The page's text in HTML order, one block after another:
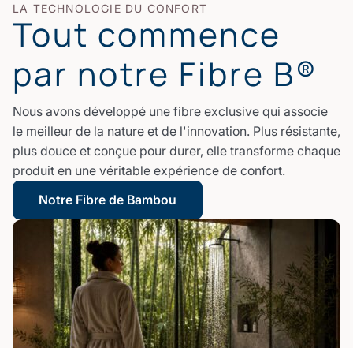
LA TECHNOLOGIE DU CONFORT
Tout commence
par notre Fibre B®
Nous avons développé une fibre exclusive qui associe
le meilleur de la nature et de l'innovation. Plus résistante,
plus douce et conçue pour durer, elle transforme chaque
produit en une véritable expérience de confort.
Notre Fibre de Bambou